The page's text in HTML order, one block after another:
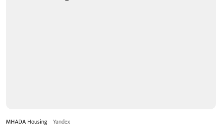
MHADA Housing Yandex